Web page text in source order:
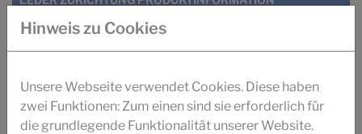
SUCCUIR WHITEPAPER
Hinweis zu Cookies
Unsere Webseite verwendet Cookies. Diese haben
zwei Funktionen: Zum einen sind sie erforderlich für
die grundlegende Funktionalität unserer Website.